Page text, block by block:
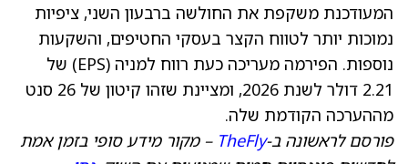
המעודכנת משקפת את החולשה ברבעון השני, ציפיות
נמוכות יותר לטווח הקצר בעסקי החטיפים, והשקעות
נוספות. הפירמה מעריכה כעת רווח למניה (EPS) של
2.21 דולר לשנת 2026, ומציינת שזהו קיטון של 26 סנט
מההערכה הקודמת שלה.
פורסם לראשונה ב-TheFly – מקור מידע סופי בזמן אמת